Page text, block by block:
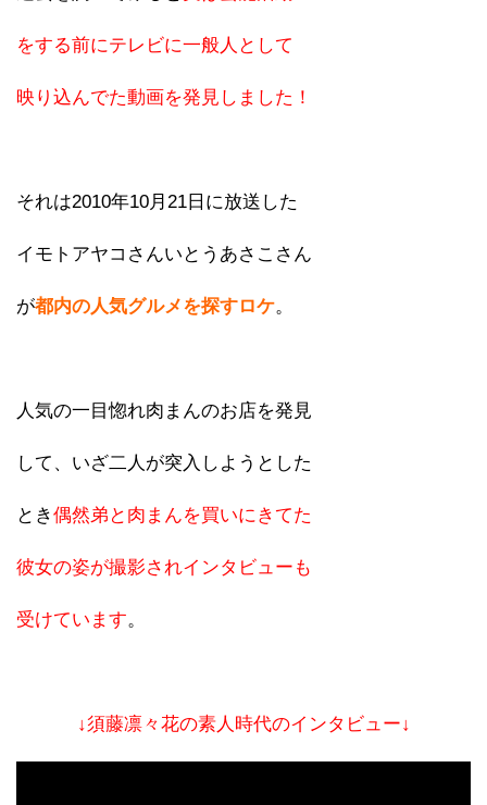
をする前にテレビに一般人として
映り込んでた動画を発見しました！
それは2010年10月21日に放送した
イモトアヤコさんいとうあさこさん
が都内の人気グルメを探すロケ。
人気の一目惚れ肉まんのお店を発見
して、いざ二人が突入しようとした
とき偶然弟と肉まんを買いにきてた
彼女の姿が撮影されインタビューも
受けています。
↓須藤凛々花の素人時代のインタビュー↓